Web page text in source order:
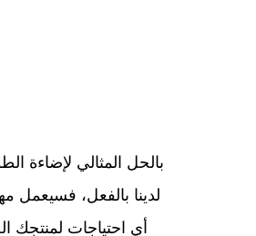
لدينا بالفعل، فسيعمل
أي احتياجات لمنتجك